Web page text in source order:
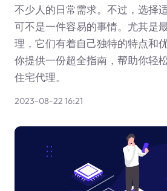
不少人的日常需求。不过，选择
可不是一件容易的事情。尤其是
理，它们有着自己独特的特点和
你提供一份超全指南，帮助你轻
住宅代理。
2023-08-22 16:21